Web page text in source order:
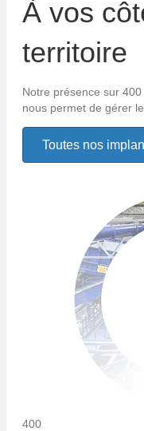
À vos
territoire
Notre présence sur
nous permet de gérer
Toutes nos
400